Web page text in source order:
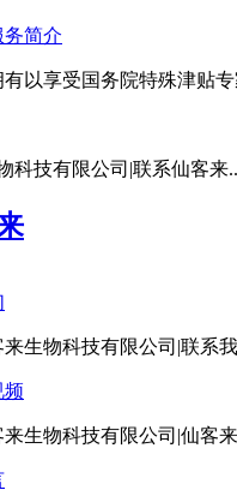
简介
以享受国务院特殊津贴
科技有限公司|联系仙客来
生物科技有限公司|联系
频
生物科技有限公司|仙客